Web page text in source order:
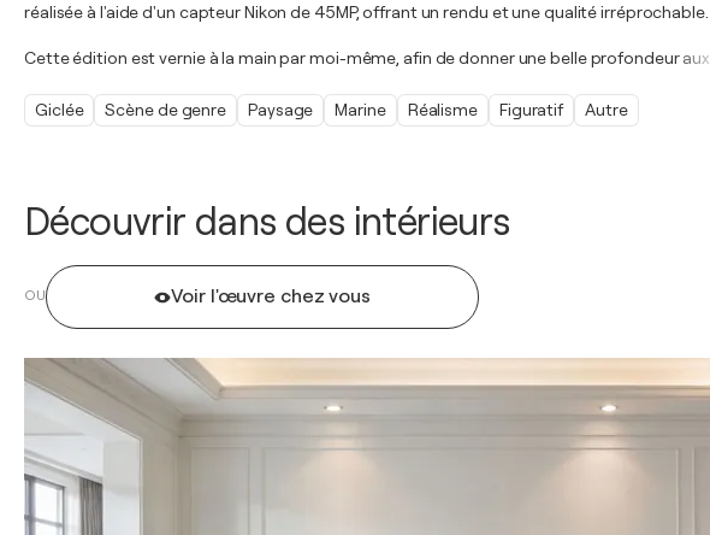
Découvrir dans des intérieurs
OU Voir l'œuvre chez vous
réalisée à l'aide d'un capteur Nikon de 45MP, offrant un rendu et une qualité irréprochable.
Cette édition est vernie à la main par moi-même, afin de donner une belle profondeur aux
Giclée Scène de genre Paysage Marine Réalisme Figuratif Autre